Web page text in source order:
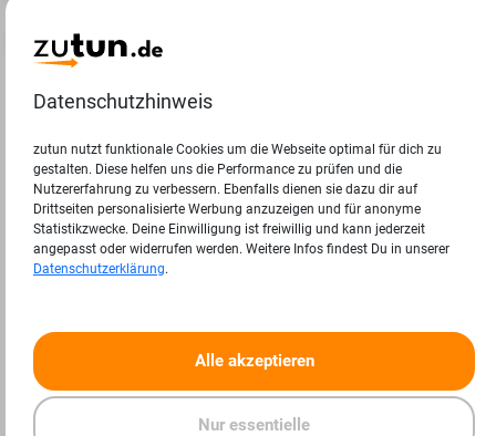
Jobangebote
Datenschutzhinweis
zutun nutzt funktionale Cookies um die Webseite optimal für dich zu
gestalten. Diese helfen uns die Performance zu prüfen und die
Nutzererfahrung zu verbessern. Ebenfalls dienen sie dazu dir auf
Drittseiten personalisierte Werbung anzuzeigen und für anonyme
Statistikzwecke. Deine Einwilligung ist freiwillig und kann jederzeit
angepasst oder widerrufen werden. Weitere Infos findest Du in unserer
Datenschutzerklärung.
Alle akzeptieren
Nur essentielle